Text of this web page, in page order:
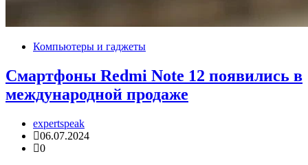
Компьютеры и гаджеты
Смартфоны Redmi Note 12 появились в
международной продаже
expertspeak
06.07.2024
0